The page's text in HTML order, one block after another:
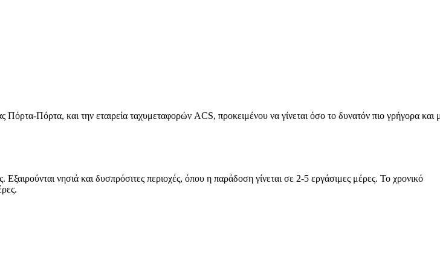
Πόρτα, και την εταιρεία ταχυμεταφορών ACS, προκειμένου να γίνεται όσο το δυνατόν πιο γρήγορα και
νησιά και δυσπρόσιτες περιοχές, όπου η παράδοση γίνεται σε 2-5 εργάσιμες μέρες. Το χρονικό